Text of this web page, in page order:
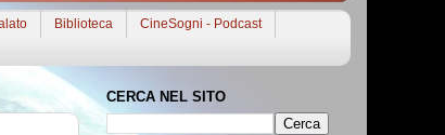
Biblioteca
CineSogni - Podcast
CERCA NEL SITO